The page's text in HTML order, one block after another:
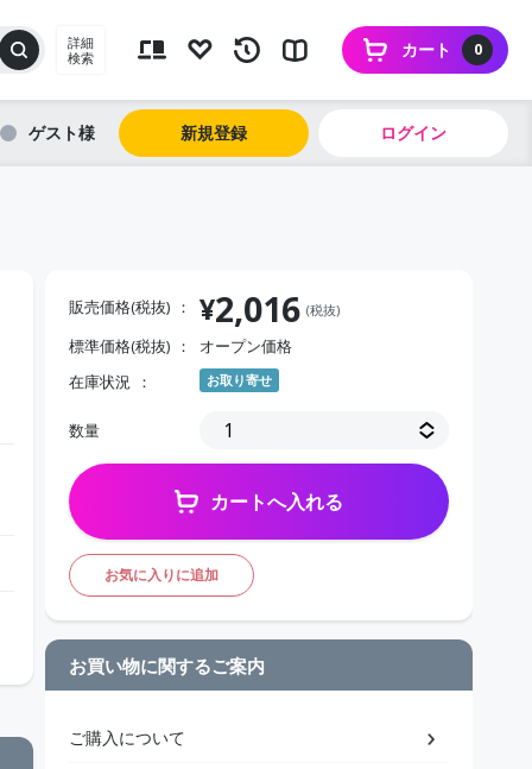
詳細
検索
0
カート
ゲスト 新規登録 ログイン
販売価格(税抜) ¥2,016 (税抜)
標準価格(税抜)
オープン価格
在庫状況
お取り寄せ
数量
カートへ入れる
お気に入りに追加
お買い物に関するご案内
ご購入について